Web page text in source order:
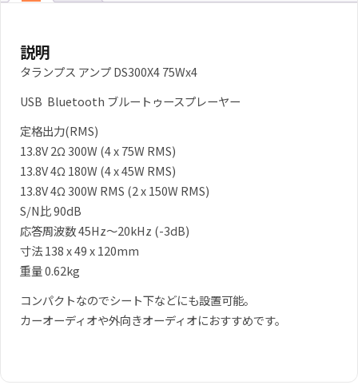
説明
タランプス アンプ DS300X4 75Wx4
USB Bluetooth ブルートゥースプレーヤー
定格出力(RMS)
13.8V 2Ω 300W (4 x 75W RMS)
13.8V 4Ω 180W (4 x 45W RMS)
13.8V 4Ω 300W RMS (2 x 150W RMS)
S/N比 90dB
応答周波数 45Hz～20kHz (-3dB)
寸法 138 x 49 x 120mm
重量 0.62kg
コンパクトなのでシート下などにも設置可能。
カーオーディオや外向きオーディオにおすすめです。